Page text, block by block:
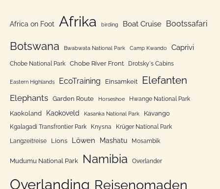
c
g
o
i
e
n
Africa on Foot Afrika birding Boat Cruise Bootssafari
Botswana Bwabwata National Park Camp Kwando Caprivi
Chobe National Park Chobe River Front Drotsky´s Cabins
Eastern Highlands EcoTraining Einsamkeit Elefanten
Elephants Garden Route Horseshoe Hwange National Park
Kaokoland Kaokoveld Kasanka National Park Kavango
Kgalagadi Transfrontier Park Knysna Krüger National Park
Langzeitreise Lions Löwen Mashatu Mosambik
Mudumu National Park Namibia Overlander
Overlanding Reisenomaden